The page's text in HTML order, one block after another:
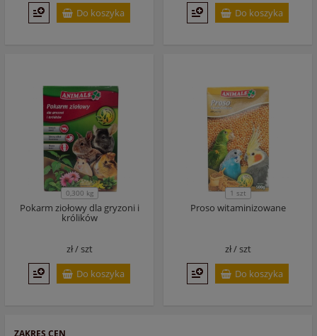
ZAKRES CEN
Do koszyka
Do koszyka
0,300 kg
Pokarm ziołowy dla gryzoni i
królików
zł /szt
Do koszyka
1 szt
Proso witaminizowane
zł /szt
Do koszyka